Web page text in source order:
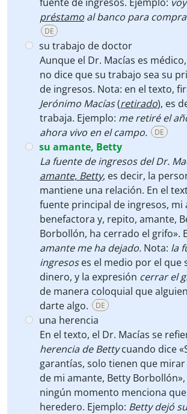
préstamo al banco para
DE
su trabajo de doctor
Aunque el Dr. Macías es
no dice que su trabajo sea su
de ingresos. Nota: en el texto,
Jerónimo Macías(retirado), es
trabaja. Ejemplo: me retiré el
ahora vivo en el campo.
DE
su amante, Betty
La fuente de ingresos del Dr.
amante, Betty, es decir, la
mantiene una relación. En el
fuente principal de ingresos, mi
benefactora y, repito, amante,
Borbollón, ha cerrado el grifo».
amante me ha dejado. Nota: la
ingresoses el medio por el que
dinero, y la expresión cerrar el
de manera coloquial que
darte algo.
DE
una herencia
En el texto, el Dr. Macías se
herencia de Bettycuando dice
garantías, solo tienen que
de mi amante, Betty
ningún momento menciona que
heredero. Ejemplo: Betty dejó